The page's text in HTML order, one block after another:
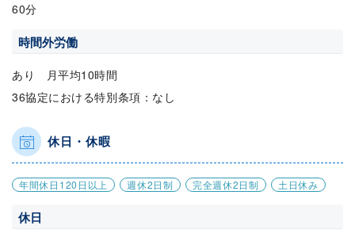
60分
時間外労働
あり 月平均10時間
36協定における特別条項：なし
休日・休暇
年間休日120日以上 週休2日制 完全週休2日制 土日休み
休日